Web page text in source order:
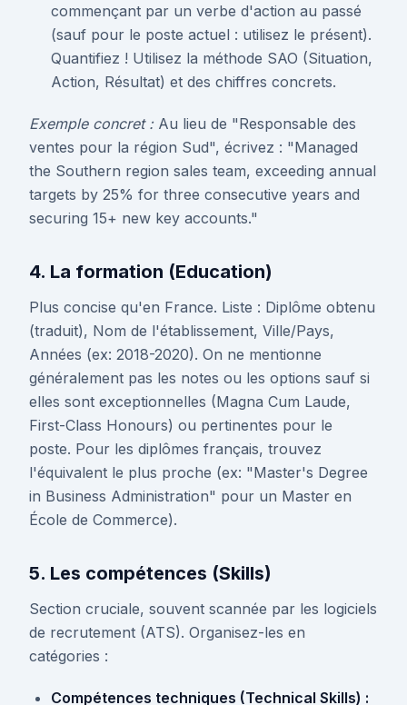
commençant par un verbe d'action au passé
(sauf pour le poste actuel : utilisez le présent).
Quantifiez ! Utilisez la méthode SAO (Situation,
Action, Résultat) et des chiffres concrets.
Exemple concret :Au lieu de "Responsable des
ventes pour la région Sud", écrivez : "Managed
the Southern region sales team, exceeding annual
targets by 25% for three consecutive years and
securing 15+ new key accounts."
4. La formation (Education)
Plus concise qu'en France. Liste : Diplôme obtenu
(traduit), Nom de l'établissement, Ville/Pays,
Années (ex: 2018-2020). On ne mentionne
généralement pas les notes ou les options sauf si
elles sont exceptionnelles (Magna Cum Laude,
First-Class Honours) ou pertinentes pour le
poste. Pour les diplômes français, trouvez
l'équivalent le plus proche (ex: "Master's Degree
in Business Administration" pour un Master en
École de Commerce).
5. Les compétences (Skills)
Section cruciale, souvent scannée par les logiciels
de recrutement (ATS). Organisez-les en
catégories :
Compétences techniques (Technical Skills) :